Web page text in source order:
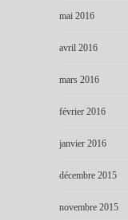
mai 2016
avril 2016
mars 2016
février 2016
janvier 2016
décembre 2015
novembre 2015